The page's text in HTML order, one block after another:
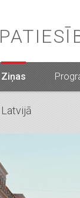
Ziņas
Latvijā